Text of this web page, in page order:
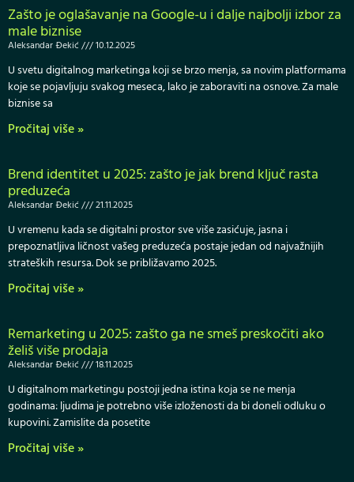
Zašto je oglašavanje na Google-u i dalje najbolji izbor za
male biznise
Aleksandar Đekić 10.12.2025
U svetu digitalnog marketinga koji se brzo menja, sa novim platformama
koje se pojavljuju svakog meseca, lako je zaboraviti na osnove. Za male
biznise sa
Pročitaj više »
Brend identitet u 2025: zašto je jak brend ključ rasta
preduzeća
Aleksandar Đekić 21.11.2025
U vremenu kada se digitalni prostor sve više zasićuje, jasna i
prepoznatljiva ličnost vašeg preduzeća postaje jedan od najvažnijih
strateških resursa. Dok se približavamo 2025.
Pročitaj više »
Remarketing u 2025: zašto ga ne smeš preskočiti ako
želiš više prodaja
Aleksandar Đekić 18.11.2025
U digitalnom marketingu postoji jedna istina koja se ne menja
godinama: ljudima je potrebno više izloženosti da bi doneli odluku o
kupovini. Zamislite da posetite
Pročitaj više »